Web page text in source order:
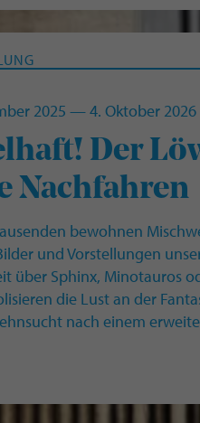
2025 — 4. Oktober 2026
Der
Nachfahren
bewohnen
und Vorstellungen
über Sphinx, Minotauros
die Lust an der
nach einem